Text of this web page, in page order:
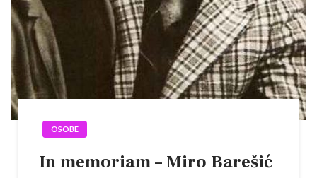
OSOBE
In memoriam – Miro Barešić